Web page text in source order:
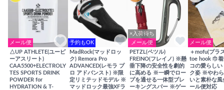
メール便
△UP ATHLETE(ユーピ
ーアスリート)
CAA5500+ELECTROLY
TES SPORTS DRINK
POWDER for
HYDRATION & T-
予約もOK
MadRock(マッドロッ
ク) Remora Pro
ADVANCED(レモラ プ
ロ アドバンスト) ※限
定リミテッドモデル ※
マッドロック最強XFラ
×入荷待ち
メール便
PETZL(ペツル)
FREINO(フレイノ) ※懸
垂下降の安全性を劇的
に高める ※一瞬でロー
プを通せる一体型ブレ
ーキングスパー ※ゲー
メール便
＋mofu(プラ
toe hook 巾
コの愛らしい
ク姿 ※やわ
いと素朴な
ール便対応